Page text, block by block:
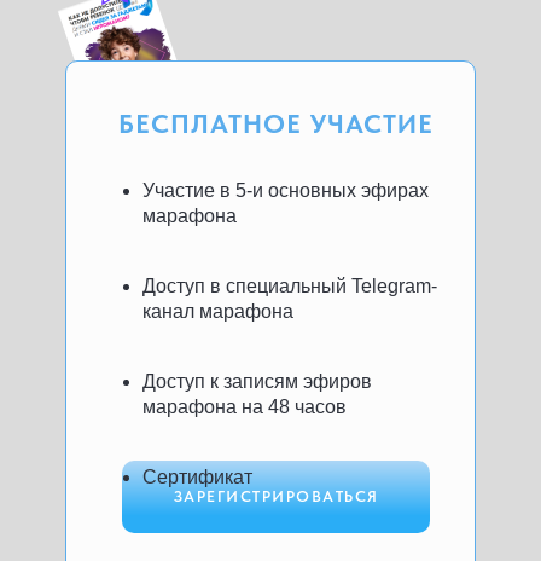
БЕСПЛАТНОЕ УЧАСТИЕ
ЗАРЕГИСТРИРОВАТЬСЯ
Участие в 5-и основных эфирах
марафона
Доступ в специальный Telegram-
канал марафона
Доступ к записям эфиров
марафона на 48 часов
Сертификат